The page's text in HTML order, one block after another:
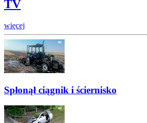
TV
więcej
Spłonął ciągnik i ściernisko